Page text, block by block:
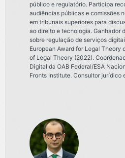
público e regulatório. Participa
audiências públicas e comissões
em tribunais superiores para
ao direito e tecnologia. Ganhador
sobre regulação de serviços
European Award for Legal Theory
of Legal Theory (2022).
Digital da OAB Federal/ESA
Fronts Institute. Consultor jurídico